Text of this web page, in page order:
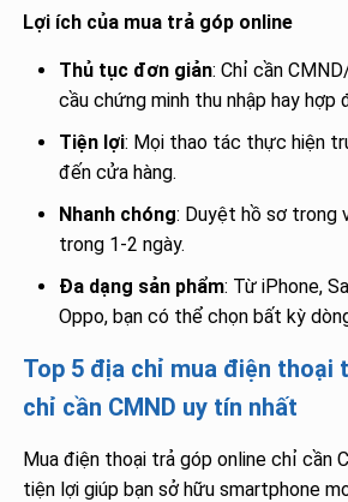
Lợi ích của mua trả góp online
Thủ tục đơn giản: Chỉ cần
cầu chứng minh thu nhập hay hợp
Tiện lợi: Mọi thao tác thực hiện
đến cửa hàng.
Nhanh chóng: Duyệt hồ sơ trong
trong 1-2 ngày.
Đa dạng sản phẩm: Từ iPhone,
Oppo, bạn có thể chọn bất kỳ
Top 5 địa chỉ mua điện thoại
chỉ cần CMND uy tín nhất
Mua điện thoại trả góp online chỉ cần
tiện lợi giúp bạn sở hữu smartphone